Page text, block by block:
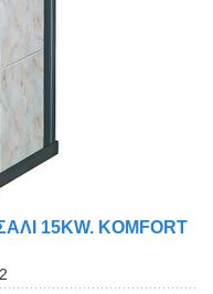
15KW. KOMFORT